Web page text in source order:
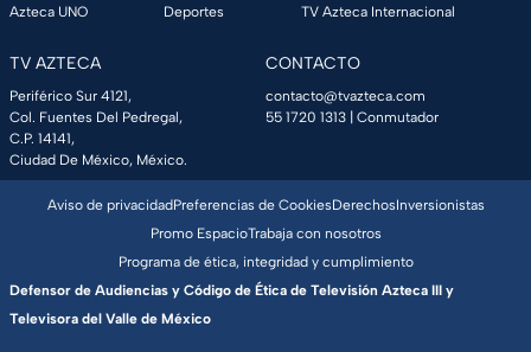
Azteca UNO
Deportes
TV Azteca Internacional
TV AZTECA
Periférico Sur 4121,
Col. Fuentes Del Pedregal,
C.P. 14141,
Ciudad De México, México.
CONTACTO
contacto@tvazteca.com
55 1720 1313 | Conmutador
Aviso de privacidadPreferencias de CookiesDerechosInversionistas
Promo EspacioTrabaja con nosotros
Programa de ética, integridad y cumplimiento
Defensor de Audiencias y Código de Ética de Televisión Azteca III y
Televisora del Valle de México